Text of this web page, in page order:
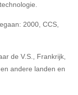
2000, CCS,
de V.S., Frankrijk,
andere landen en